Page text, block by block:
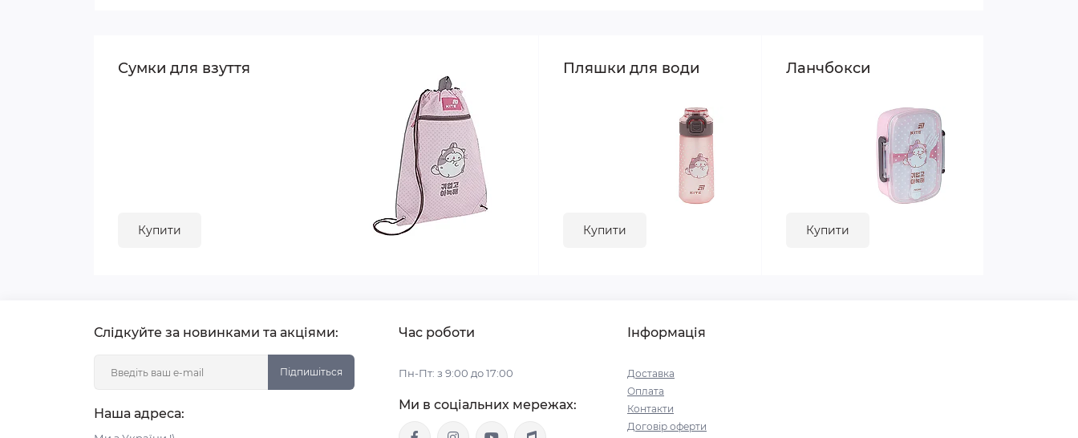
Сумки для взуття
Купити
Пляшки для води
Купити
Ланчбокси
Купити
Слідкуйте за новинками та акціями:
Підпишіться
Наша адреса:
Час роботи
Пн-Пт: з 9:00 до 17:00
Ми в соціальних мережах:
Інформація
Доставка
Оплата
Контакти
Договір оферти